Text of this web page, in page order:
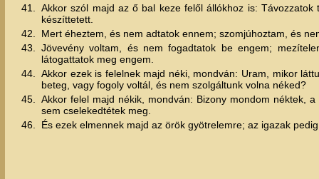
41.
Akkor szól majd az ő bal keze felől állókhoz is:
készíttetett.
42.
Mert éheztem, és nem adtatok ennem; szomjúhoztam, és
43.
Jövevény voltam, és nem fogadtatok be engem;
látogattatok meg engem.
44.
Akkor ezek is felelnek majd néki, mondván: Uram, mikor
beteg, vagy fogoly voltál, és nem szolgáltunk volna néked?
45.
Akkor felel majd nékik, mondván: Bizony mondom néktek,
sem cselekedtétek meg.
46.
És ezek elmennek majd az örök gyötrelemre; az igazak